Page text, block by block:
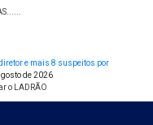
e mais 8 suspeitos por
de 2026
o LADRÃO